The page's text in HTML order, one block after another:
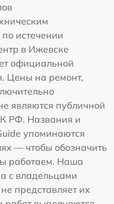
истечении
в Ижевске
официальной
Цены на ремонт,
являются публичной
РФ. Названия и
упоминаются
— чтобы обозначить
работаем. Наша
с владельцами
представляет их